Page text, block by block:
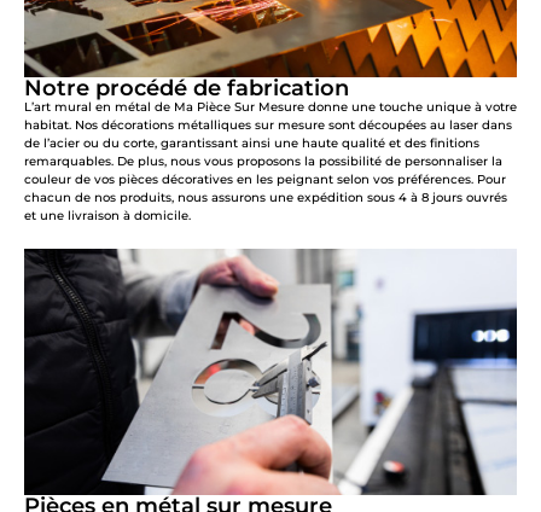
Notre procédé de fabrication
L’art mural en métal de Ma Pièce Sur Mesure donne une touche unique à votre
habitat. Nos décorations métalliques sur mesure sont découpées au laser dans
de l’acier ou du corte, garantissant ainsi une haute qualité et des finitions
remarquables. De plus, nous vous proposons la possibilité de personnaliser la
couleur de vos pièces décoratives en les peignant selon vos préférences. Pour
chacun de nos produits, nous assurons une expédition sous 4 à 8 jours ouvrés
et une livraison à domicile.
Pièces en métal sur mesure